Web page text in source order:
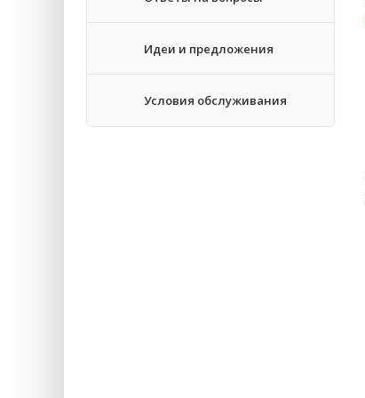
Идеи и предложения
Условия обслуживания